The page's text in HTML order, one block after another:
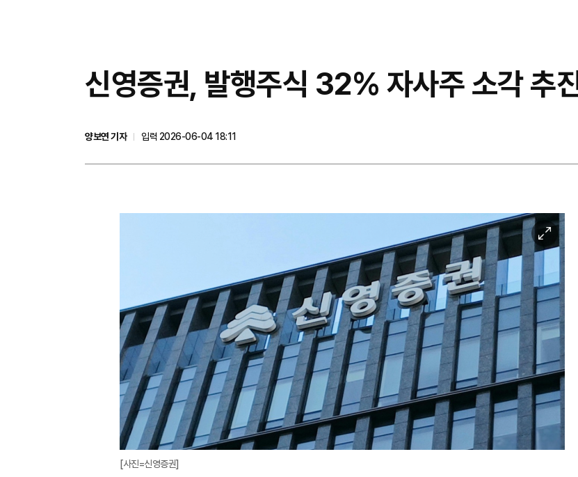
신영증권, 발행주식 32% 자사주 소각
양보연 기자
입력 2026-06-04 18:11
이
미
지
확
대
[사진=신영증권]